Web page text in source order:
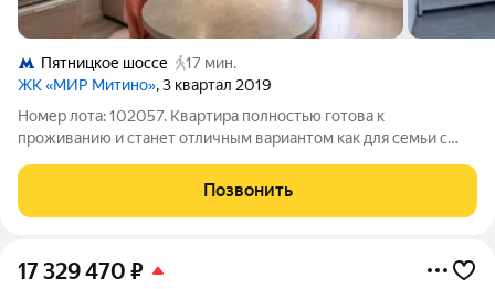
Пятницкое шоссе
17 мин.
ЖК «МИР Митино», 3 квартал 2019
Номер лота: 102057. Квартира полностью готова к
проживанию и станет отличным вариантом как для семьи с
рядом с природой. О квартире Общая площадь 68,5 м Удобная
Позвонить
17 329 470 ₽